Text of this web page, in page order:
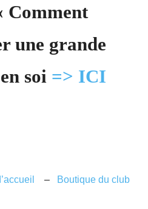
Comment
une grande
soi => ICI
– Boutique du club